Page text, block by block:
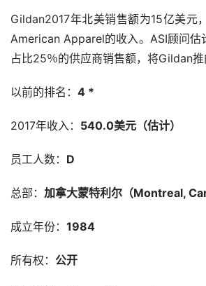
Gildan2017年北美销售额为15亿美元
American Apparel的收入。ASI顾问估
占比25％的供应商销售额，将Gildan推
以前的排名： 4 *
2017年收入： 540.0美元（估计）
员工人数： D
总部： 加拿大蒙特利尔（Montreal,
成立年份： 1984
所有权： 公开